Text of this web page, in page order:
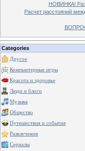
НОВИНКА!
Расчет расстояний
Categories
Другое
Компьютерные игры
Красота и здоровье
Люди и блоги
Музыка
Общество
Путешествия и события
Развлечения
Сериалы